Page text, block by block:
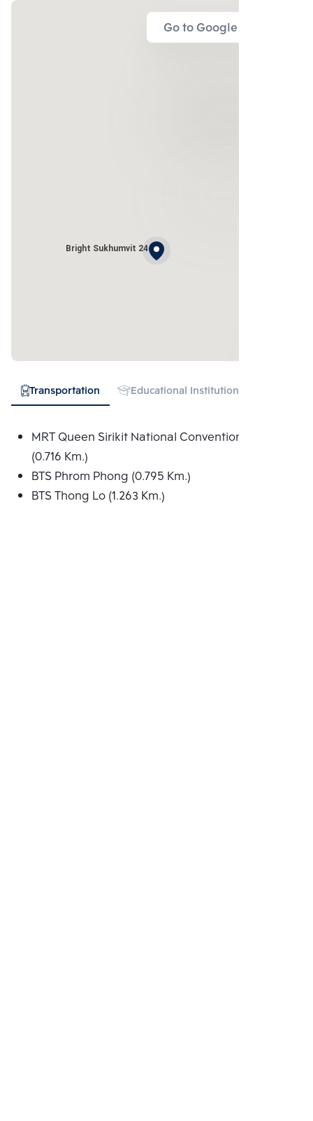
Go to Google Map
Bright Sukhumvit 24
Transportation Educational Institution
MRT Queen Sirikit National Convention Centre
(0.716 Km.)
BTS Phrom Phong (0.795 Km.)
BTS Thong Lo (1.263 Km.)